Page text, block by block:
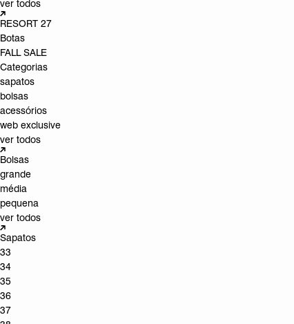
ver todos
RESORT 27
Botas
FALL SALE
Categorias
sapatos
bolsas
acessórios
web exclusive
ver todos
Bolsas
grande
média
pequena
ver todos
Sapatos
33
34
35
36
37